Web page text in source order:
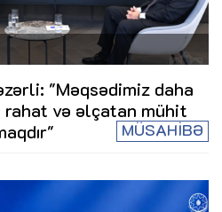
"Məqsədimiz daha
rahat və əlçatan mühit
MÜSAHİBƏ